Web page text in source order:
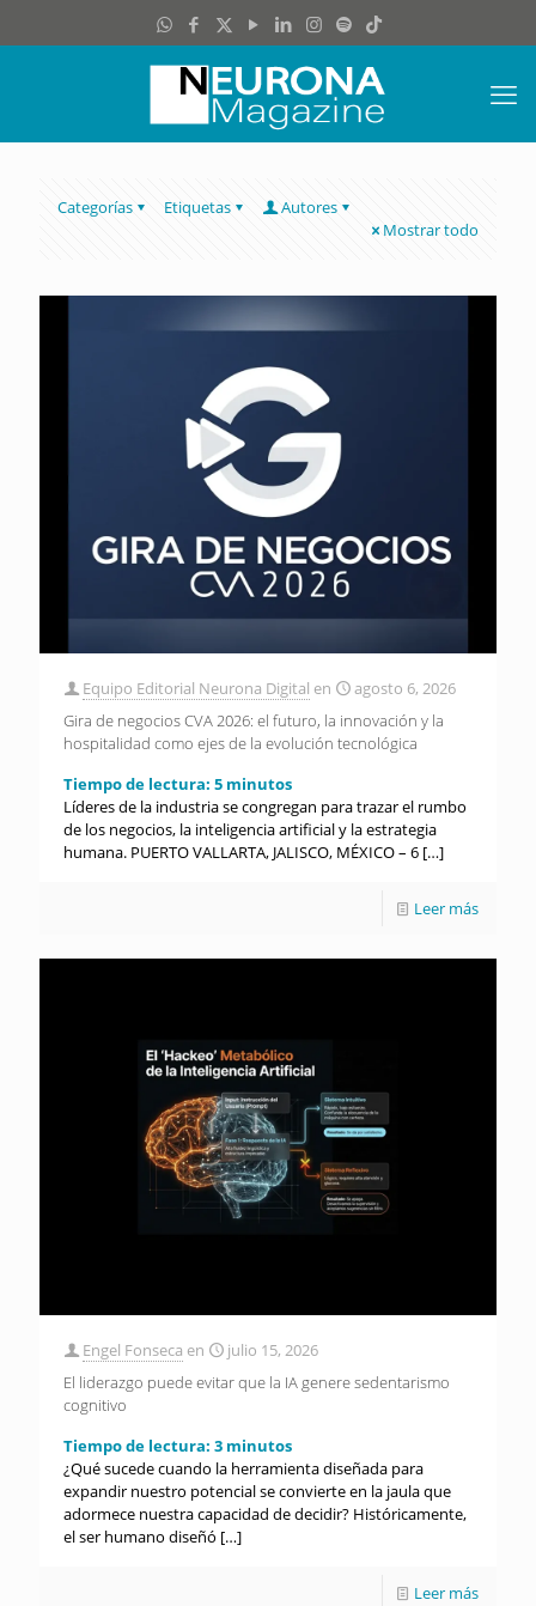
Categorías Etiquetas
Autores
Mostrar todo
Equipo Editorial Neurona Digital en
agosto 6, 2026
Gira de negocios CVA 2026: el futuro, la innovación y la
hospitalidad como ejes de la evolución tecnológica
Tiempo de lectura: 5 minutos
Líderes de la industria se congregan para trazar el rumbo
de los negocios, la inteligencia artificial y la estrategia
humana. PUERTO VALLARTA, JALISCO, MÉXICO – 6 […]
Leer más
Engel Fonseca en
julio 15, 2026
El liderazgo puede evitar que la IA genere sedentarismo
cognitivo
Tiempo de lectura: 3 minutos
¿Qué sucede cuando la herramienta diseñada para
expandir nuestro potencial se convierte en la jaula que
adormece nuestra capacidad de decidir? Históricamente,
el ser humano diseñó […]
Leer más